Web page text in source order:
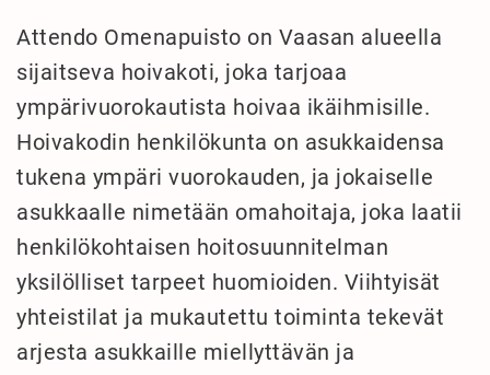
Attendo Omenapuisto on Vaasan alueella
sijaitseva hoivakoti, joka tarjoaa
ympärivuorokautista hoivaa ikäihmisille.
Hoivakodin henkilökunta on asukkaidensa
tukena ympäri vuorokauden, ja jokaiselle
asukkaalle nimetään omahoitaja, joka laatii
henkilökohtaisen hoitosuunnitelman
yksilölliset tarpeet huomioiden. Viihtyisät
yhteistilat ja mukautettu toiminta tekevät
arjesta asukkaille miellyttävän ja